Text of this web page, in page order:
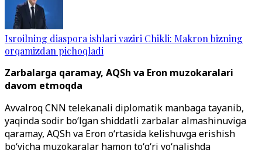
Isroilning diaspora ishlari vaziri Chikli: Makron bizning
orqamizdan pichoqladi
Zarbalarga qaramay, AQSh va Eron muzokaralari
davom etmoqda
Avvalroq CNN telekanali diplomatik manbaga tayanib,
yaqinda sodir bo‘lgan shiddatli zarbalar almashinuviga
qaramay, AQSh va Eron o‘rtasida kelishuvga erishish
bo‘yicha muzokaralar hamon to‘g‘ri yo‘nalishda